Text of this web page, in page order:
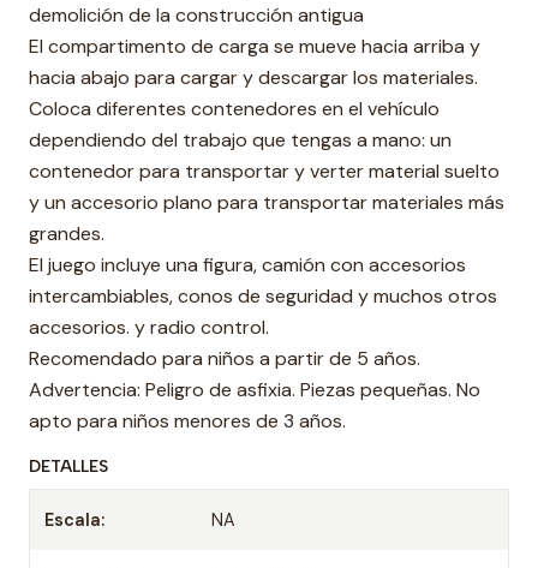
demolición de la construcción antigua
El compartimento de carga se mueve hacia arriba y
hacia abajo para cargar y descargar los materiales.
Coloca diferentes contenedores en el vehículo
dependiendo del trabajo que tengas a mano: un
contenedor para transportar y verter material suelto
y un accesorio plano para transportar materiales más
grandes.
El juego incluye una figura, camión con accesorios
intercambiables, conos de seguridad y muchos otros
accesorios. y radio control.
Recomendado para niños a partir de 5 años.
Advertencia: Peligro de asfixia. Piezas pequeñas. No
apto para niños menores de 3 años.
DETALLES
Escala: NA